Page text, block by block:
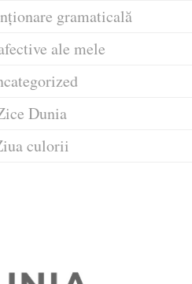
gramaticală
ale mele
Dunia
culorii